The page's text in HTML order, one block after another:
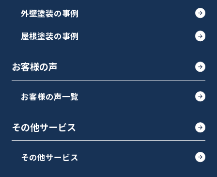
外壁塗装の事例
屋根塗装の事例
お客様の声
お客様の声一覧
その他サービス
その他サービス